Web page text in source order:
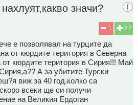
значи?
27
1
е позволявал на турците да
от кюрдите територия в Северна
кюрдите територия в Сирия!!! Май
А за убитите Турски
виж за 40 год.колко са
всеки ще си получи
на Великия Ердоган